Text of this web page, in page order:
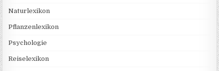
Naturlexikon
Pflanzenlexikon
Psychologie
Reiselexikon